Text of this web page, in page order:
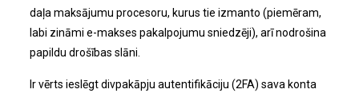
daļa maksājumu procesoru, kurus tie izmanto (piemēram,
labi zināmi e-makses pakalpojumu sniedzēji), arī nodrošina
papildu drošības slāni.
Ir vērts ieslēgt divpakāpju autentifikāciju (2FA) sava konta